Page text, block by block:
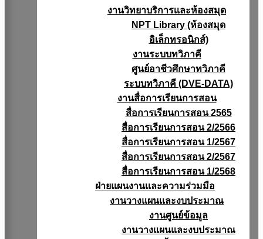
งานวิทยาบริการเเละห้องสมุด
NPT Library (ห้องสมุด
อิเล็กทรอนิกส์)
งานระบบทวิภาคี
ศูนย์อาชีวศึกษาทวิภาคี
ระบบทวิภาคี (DVE-DATA)
งานสื่อการเรียนการสอน
สื่อการเรียนการสอน 2565
สื่อการเรียนการสอน 2/2566
สื่อการเรียนการสอน 1/2567
สื่อการเรียนการสอน 2/2567
สื่อการเรียนการสอน 1/2568
ฝ่ายแผนงานเเละความร่วมมือ
งานวางแผนเเละงบประมาณ
งานศูนย์ข้อมูล
งานวางแผนและงบประมาณ